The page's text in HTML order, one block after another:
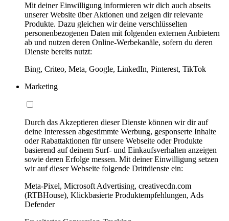
Mit deiner Einwilligung informieren wir dich auch abseits
unserer Website über Aktionen und zeigen dir relevante
Produkte. Dazu gleichen wir deine verschlüsselten
personenbezogenen Daten mit folgenden externen Anbietern
ab und nutzen deren Online-Werbekanäle, sofern du deren
Dienste bereits nutzt:
Bing, Criteo, Meta, Google, LinkedIn, Pinterest, TikTok
Marketing
Durch das Akzeptieren dieser Dienste können wir dir auf
deine Interessen abgestimmte Werbung, gesponserte Inhalte
oder Rabattaktionen für unsere Webseite oder Produkte
basierend auf deinem Surf- und Einkaufsverhalten anzeigen
sowie deren Erfolge messen. Mit deiner Einwilligung setzen
wir auf dieser Webseite folgende Drittdienste ein:
Meta-Pixel, Microsoft Advertising, creativecdn.com
(RTBHouse), Klickbasierte Produktempfehlungen, Ads
Defender